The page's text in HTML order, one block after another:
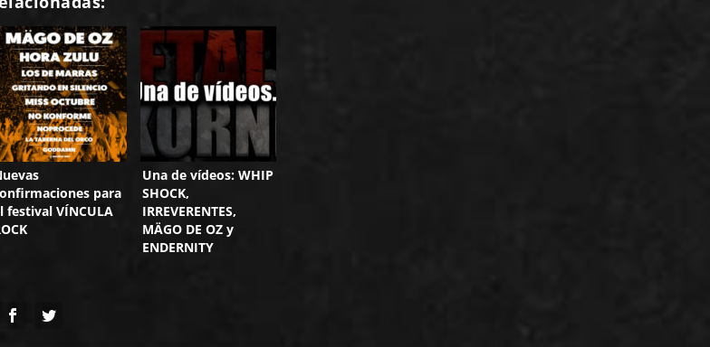
para
festival VÍNCULA
Una de vídeos: WHIP
SHOCK,
IRREVERENTES,
MÄGO DE OZ y
ENDERNITY